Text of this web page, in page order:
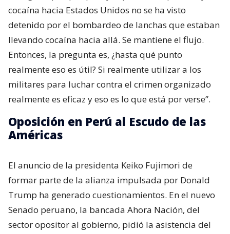
cocaína hacia Estados Unidos no se ha visto
detenido por el bombardeo de lanchas que estaban
llevando cocaína hacia allá. Se mantiene el flujo.
Entonces, la pregunta es, ¿hasta qué punto
realmente eso es útil? Si realmente utilizar a los
militares para luchar contra el crimen organizado
realmente es eficaz y eso es lo que está por verse”.
Oposición en Perú al Escudo de las
Américas
El anuncio de la presidenta Keiko Fujimori de
formar parte de la alianza impulsada por Donald
Trump ha generado cuestionamientos. En el nuevo
Senado peruano, la bancada Ahora Nación, del
sector opositor al gobierno, pidió la asistencia del